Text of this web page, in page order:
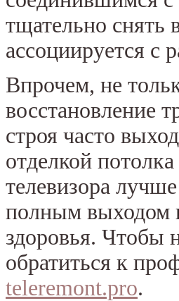
тщательно снять
ассоциируется с
Впрочем, не
восстановление
строя часто
отделкой
телевизора
полным выходом
здоровья. Чтобы
обратиться к
teleremont.pro.